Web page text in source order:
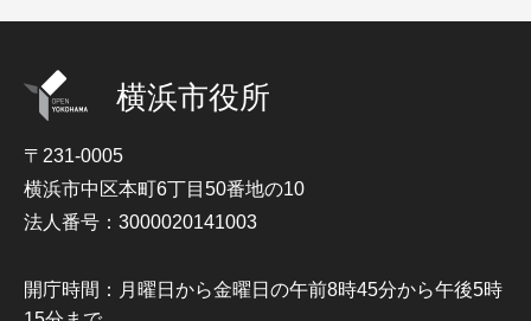
横浜市役所
〒231-0005
横浜市中区本町6丁目50番地の10
法人番号：3000020141003
開庁時間：月曜日から金曜日の午前8時45分から午後5時